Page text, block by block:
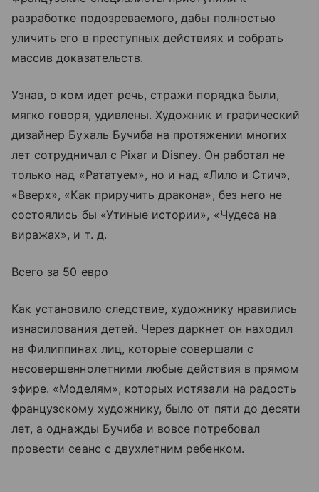
разработке подозреваемого, дабы полностью
уличить его в преступных действиях и собрать
массив доказательств.
Узнав, о ком идет речь, стражи порядка были,
мягко говоря, удивлены. Художник и графический
дизайнер Бухаль Бучиба на протяжении многих
лет сотрудничал с Pixar и Disney. Он работал не
только над «Рататуем», но и над «Лило и Стич»,
«Вверх», «Как приручить дракона», без него не
состоялись бы «Утиные истории», «Чудеса на
виражах», и т. д.
Всего за 50 евро
Как установило следствие, художнику нравились
изнасилования детей. Через даркнет он находил
на Филиппинах лиц, которые совершали с
несовершеннолетними любые действия в прямом
эфире. «Моделям», которых истязали на радость
французскому художнику, было от пяти до десяти
лет, а однажды Бучиба и вовсе потребовал
провести сеанс с двухлетним ребенком.